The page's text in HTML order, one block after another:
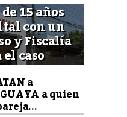
15 años
con un
y Fiscalía
caso
a
a quien